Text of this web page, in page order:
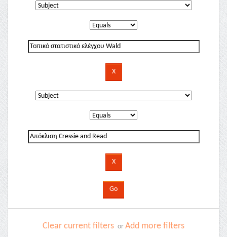
Clear current filters or Add more filters